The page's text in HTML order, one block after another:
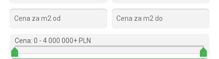
Cena: 0 - 4 000 000+ PLN